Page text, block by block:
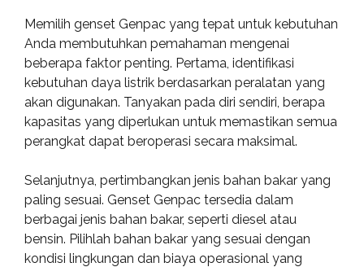
Memilih genset Genpac yang tepat untuk kebutuhan
Anda membutuhkan pemahaman mengenai
beberapa faktor penting. Pertama, identifikasi
kebutuhan daya listrik berdasarkan peralatan yang
akan digunakan. Tanyakan pada diri sendiri, berapa
kapasitas yang diperlukan untuk memastikan semua
perangkat dapat beroperasi secara maksimal.
Selanjutnya, pertimbangkan jenis bahan bakar yang
paling sesuai. Genset Genpac tersedia dalam
berbagai jenis bahan bakar, seperti diesel atau
bensin. Pilihlah bahan bakar yang sesuai dengan
kondisi lingkungan dan biaya operasional yang